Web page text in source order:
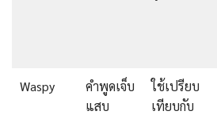
Waspy
คำพูดเจ็บ
แสบ
ใช้เปรียบ
เทียบกับ